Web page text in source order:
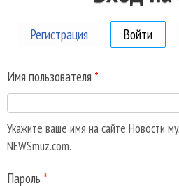
Регистрация Войти
Имя пользователя *
Укажите ваше имя на сайте Новости
NEWSmuz.com.
Пароль *